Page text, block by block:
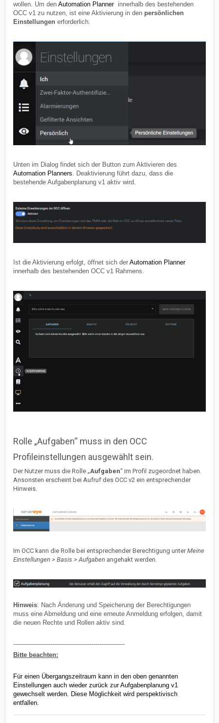
wollen. Um den Automation Plannerinnerhalb des bestehenden
OCC v1 zu nutzen, ist eine Aktivierung in den persönlichen
Einstellungen erforderlich.
Unten im Dialog findet sich der Button zum Aktivieren des
Automation Planners. Deaktivierung führt dazu, dass die
bestehende Aufgabenplanung v1 aktiv wird.
Ist die Aktivierung erfolgt, öffnet sich der Automation Planner
innerhalb des bestehenden OCC v1 Rahmens.
Rolle „Aufgaben“ muss in den OCC
Profileinstellungen ausgewählt sein.
Der Nutzer muss die Rolle „Aufgaben“ im Profil zugeordnet haben.
Ansonsten erscheint bei Aufruf des OCC v2 ein entsprechender
Hinweis.
Im OCC kann die Rolle bei entsprechender Berechtigung unterMeine
Einstellungen > Basis > Aufgaben angehakt werden.
Hinweis: Nach Änderung und Speicherung der Berechtigungen
muss eine Abmeldung und eine erneute Anmeldung erfolgen, damit
die neuen Rechte und Rollen aktiv sind.
---------------------------------------------------------
Bitte beachten:
Für einen Übergangszeitraum kann in den oben genannten
Einstellungen auch wieder zurück zur Aufgabenplanung v1
gewechselt werden. Diese Möglichkeit wird perspektivisch
entfallen.